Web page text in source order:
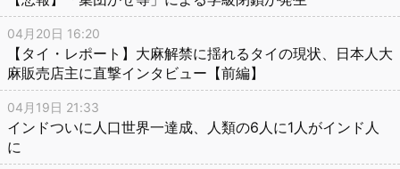
04月20日 16:20
【タイ・レポート】大麻解禁に揺れるタイの現状、日本人大
麻販売店主に直撃インタビュー【前編】
04月19日 21:33
インドついに人口世界一達成、人類の6人に1人がインド人
に